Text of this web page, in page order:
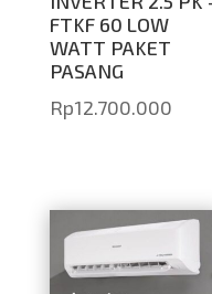
FTKF 60 LOW
WATT PAKET
PASANG
Rp12.700.000